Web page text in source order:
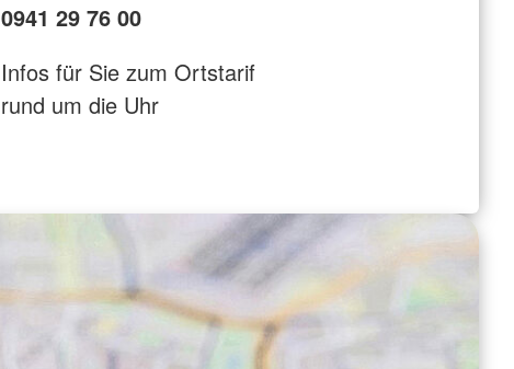
0941 29 76 00
Infos für Sie zum Ortstarif
rund um die Uhr